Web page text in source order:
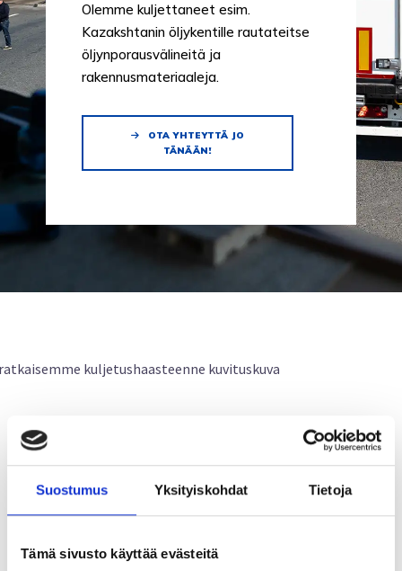
Suostumus Yksityiskohdat Tietoja
Tämä sivusto käyttää evästeitä
Olemme kuljettaneet esim.
Kazakshtanin öljykentille rautateitse
öljynporausvälineitä ja
rakennusmateriaaleja.
OTA YHTEYTTÄ JO
TÄNÄÄN!
RATKAISEMME
KULJETUSHAASTEESI –
MINKÄ KANSSA KAMPPAILET?
kuljetushaasteet. Näin ollen meiltä löytyy